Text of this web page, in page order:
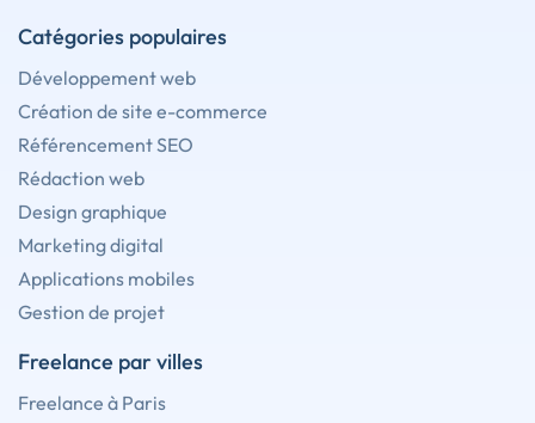
Catégories populaires
Développement web
Création de site e-commerce
Référencement SEO
Rédaction web
Design graphique
Marketing digital
Applications mobiles
Gestion de projet
Freelance par villes
Freelance à Paris